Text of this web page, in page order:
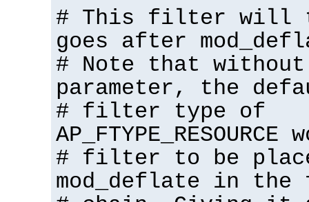
# This filter will
goes after
# Note that
parameter, the
# filter type of
# filter to be
mod_deflate in